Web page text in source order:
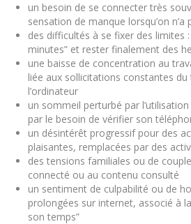
un besoin de se connecter très
sensation de manque lorsqu’on
des difficultés à se fixer des limites
minutes” et rester finalement des
une baisse de concentration au
liée aux sollicitations constantes
l’ordinateur
un sommeil perturbé par
par le besoin de vérifier son
un désintérêt progressif pour des
plaisantes, remplacées par des
des tensions familiales ou de
connecté ou au contenu consulté
un sentiment de culpabilité ou de
prolongées sur internet, associé à
son temps”